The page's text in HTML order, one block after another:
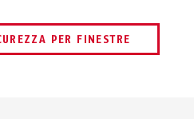
PER FINESTRE